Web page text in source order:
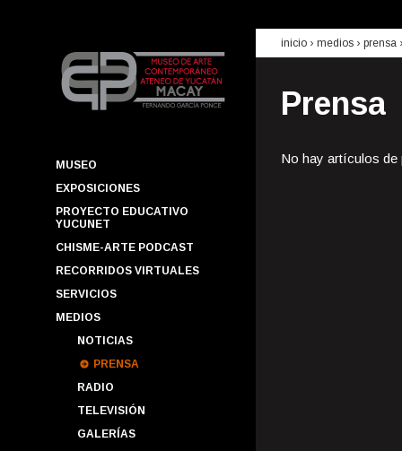
MUSEO
EXPOSICIONES
PROYECTO EDUCATIVO
YUCUNET
CHISME-ARTE PODCAST
RECORRIDOS VIRTUALES
SERVICIOS
MEDIOS
NOTICIAS
PRENSA
RADIO
TELEVISIÓN
GALERÍAS
inicio › medios › prensa
Prensa
No hay artículos de